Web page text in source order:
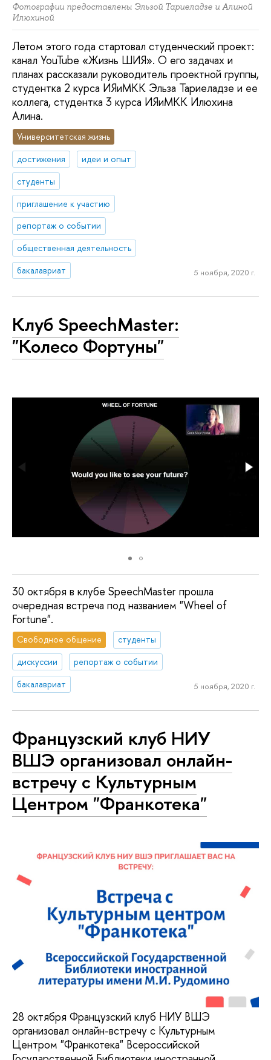
Фотографии предоставлены Эльзой Тариеладзе и Алиной
Илюхиной
Летом этого года стартовал студенческий проект:
канал YouTube «Жизнь ШИЯ». О его задачах и
планах рассказали руководитель проектной группы,
студентка 2 курса ИЯиМКК Эльза Тариеладзе и ее
коллега, студентка 3 курса ИЯиМКК Илюхина
Алина.
Университетская жизнь
достижения
идеи и опыт
студенты
приглашение к участию
репортаж о событии
общественная деятельность
бакалавриат
5 ноября, 2020 г.
Клуб SpeechMaster:
"Колесо Фортуны"
30 октября в клубе SpeechMaster прошла
очередная встреча под названием "Wheel of
Fortune".
Свободное общение
студенты
дискуссии
репортаж о событии
бакалавриат
5 ноября, 2020 г.
Французский клуб НИУ
ВШЭ организовал онлайн-
встречу с Культурным
Центром "Франкотека"
28 октября Французский клуб НИУ ВШЭ
организовал онлайн-встречу с Культурным
Центром "Франкотека" Всероссийской